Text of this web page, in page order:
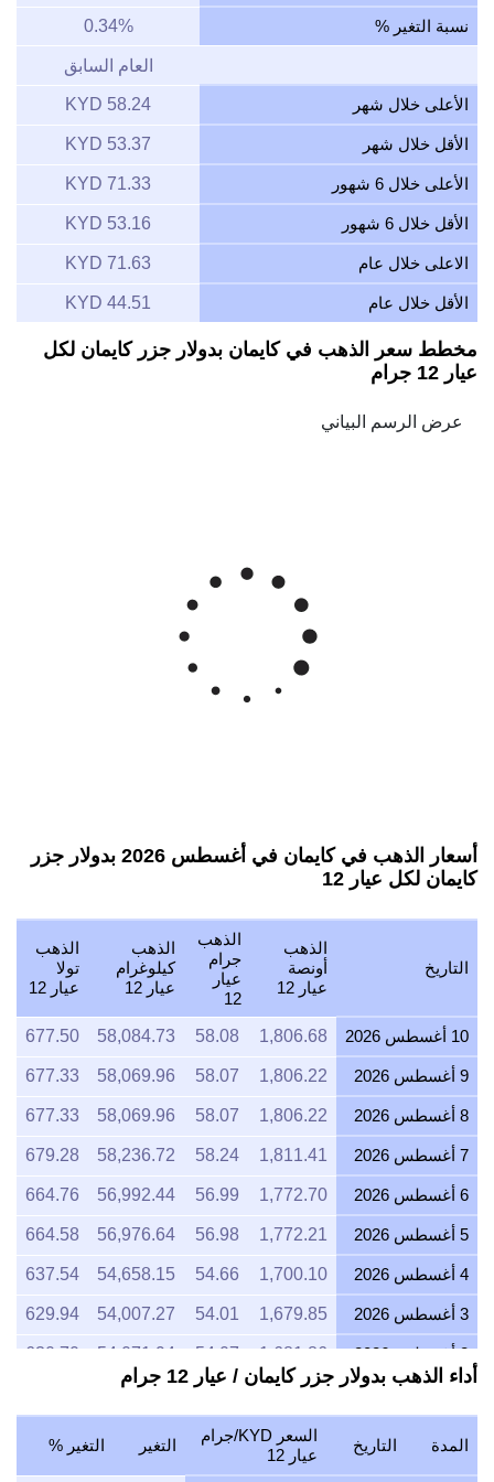
نسبة التغير % 0.34%
العام السابق
الأعلى خلال شهر 58.24 KYD
الأقل خلال شهر 53.37 KYD
الأعلى خلال 6 شهور 71.33 KYD
الأقل خلال 6 شهور 53.16 KYD
الاعلى خلال عام 71.63 KYD
الأقل خلال عام 44.51 KYD
مخطط سعر الذهب في كايمان بدولار جزر كايمان لكل
عيار 12 جرام
أسعار الذهب في كايمان في أغسطس 2026 بدولار جزر
كايمان لكل عيار 12
التاريخ
الذهب
أونصة
عيار 12
الذهب
جرام
عيار
12
الذهب
كيلوغرام
عيار 12
الذهب
تولا
عيار 12
10 أغسطس 2026 1,806.68
58.08
58,084.73
677.50
9 أغسطس 2026 1,806.22
58.07
58,069.96
677.33
8 أغسطس 2026 1,806.22
58.07
58,069.96
677.33
7 أغسطس 2026 1,811.41
58.24
58,236.72
679.28
6 أغسطس 2026 1,772.70
56.99
56,992.44
664.76
5 أغسطس 2026 1,772.21
56.98
56,976.64
664.58
4 أغسطس 2026 1,700.10
54.66
54,658.15
637.54
3 أغسطس 2026 1,679.85
54.01
54,007.27
629.94
2 أغسطس 2026 1,681.86
54.07
54,071.94
630.70
1,681.86
54.07
54,071.94
1,687.79
54.26
30 يوليو 2026 1,707.96
54.91
54,911.01
640.49
أداء الذهب بدولار جزر كايمان / عيار 12 جرام
المدة التاريخ
السعر KYD/جرام
عيار 12
التغير التغير %